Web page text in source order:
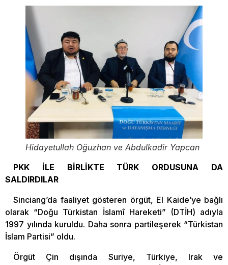
Hidayetullah Oğuzhan ve Abdulkadir Yapcan
PKK İLE BİRLİKTE TÜRK ORDUSUNA DA
SALDIRDILAR
Sinciang’da faaliyet gösteren örgüt, El Kaide’ye bağlı
olarak “Doğu Türkistan İslamî Hareketi” (DTİH) adıyla
1997 yılında kuruldu. Daha sonra partileşerek “Türkistan
İslam Partisi” oldu.
Örgüt Çin dışında Suriye, Türkiye, Irak ve